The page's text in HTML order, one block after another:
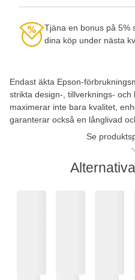
Endast äkta Epson-
strikta design-, tillverknings- och
maximerar inte bara kvalitet,
garanterar också en långlivad
Se
Tjäna en bonus på 5%
dina köp under nästa